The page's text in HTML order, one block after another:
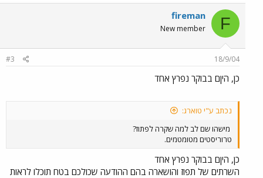
F
fireman
New member
18/9/04
#3
כן, היןם בבוקר נפרץ אחד
נכתב ע"י טוארג:
מישהו שם לב למה שקרה לפתוז?
טרוריסטים מטומטמים.
כן, היןם בבוקר נפרץ אחד
השרתים של תפוז והושארה בהם ההודעה שכולכם בטח תוכלו לראות